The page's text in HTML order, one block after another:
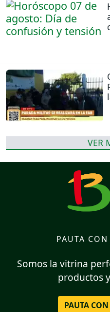
VER
PAUTA
Somos la vitrina
productos
PAUTA